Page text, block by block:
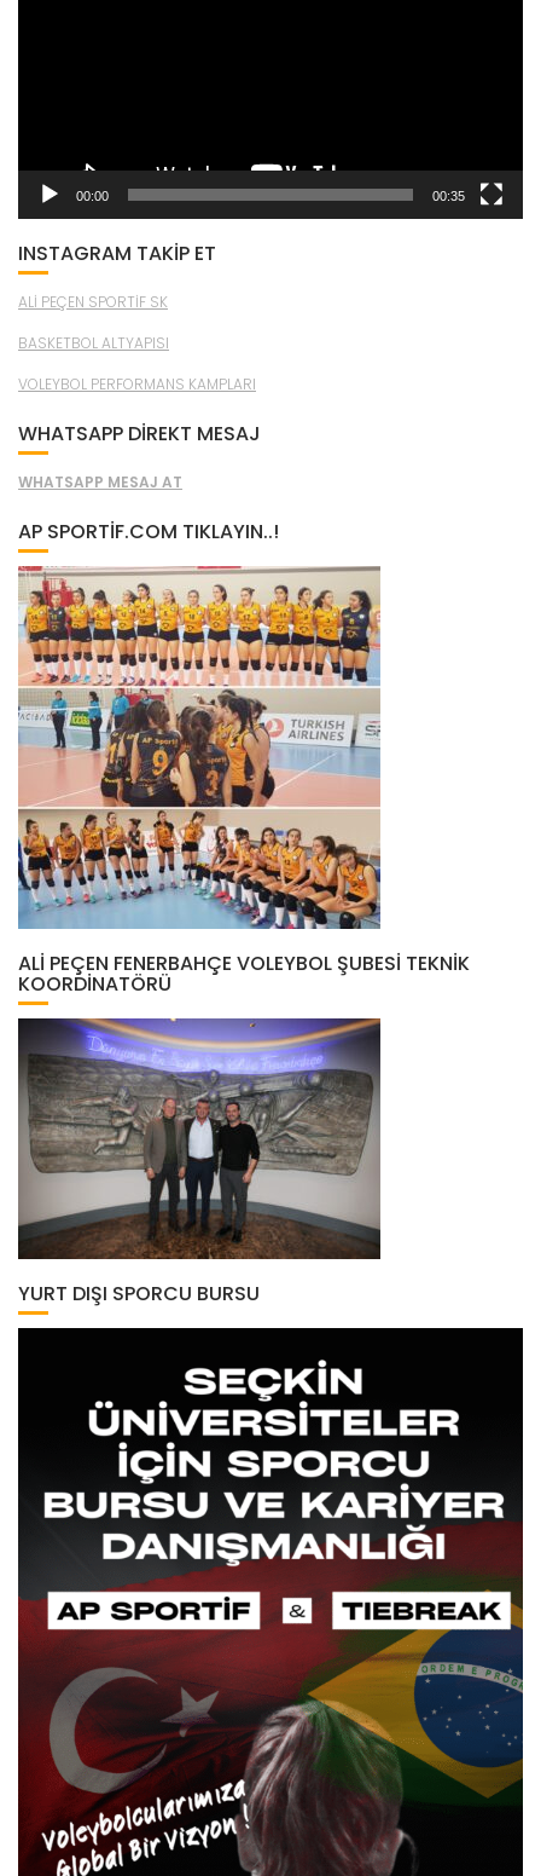
00:00 00:35
INSTAGRAM TAKİP ET
ALİ PEÇEN SPORTİF SK
BASKETBOL ALTYAPISI
VOLEYBOL PERFORMANS KAMPLARI
WHATSAPP DİREKT MESAJ
WHATSAPP MESAJ AT
AP SPORTIF.COM TIKLAYIN..!
ALI PEÇEN FENERBAHÇE VOLEYBOL ŞUBESI TEKNIK
KOORDINATÖRÜ
YURT DIŞI SPORCU BURSU